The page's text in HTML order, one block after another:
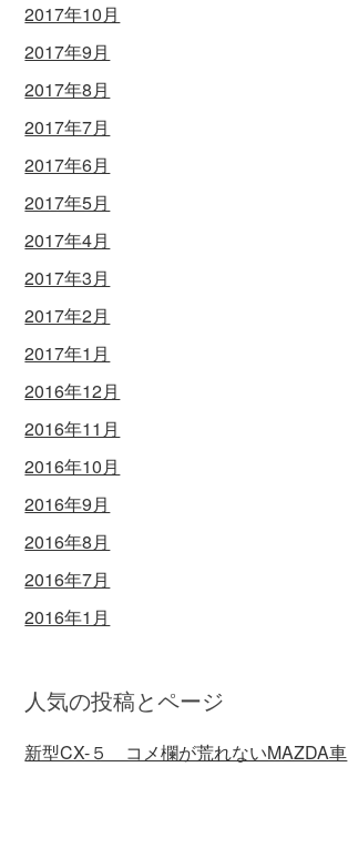
2017年10月
2017年9月
2017年8月
2017年7月
2017年6月
2017年5月
2017年4月
2017年3月
2017年2月
2017年1月
2016年12月
2016年11月
2016年10月
2016年9月
2016年8月
2016年7月
2016年1月
人気の投稿とページ
新型CX-５ コメ欄が荒れないMAZDA車